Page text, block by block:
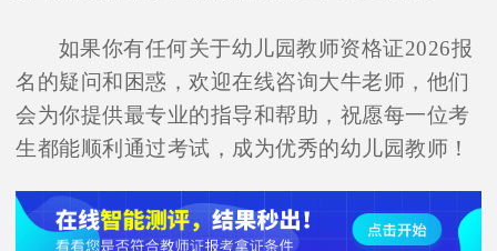
如果你有任何关于幼儿园教师资格证2026报
名的疑问和困惑，欢迎在线咨询大牛老师，他们
会为你提供最专业的指导和帮助，祝愿每一位考
生都能顺利通过考试，成为优秀的幼儿园教师！